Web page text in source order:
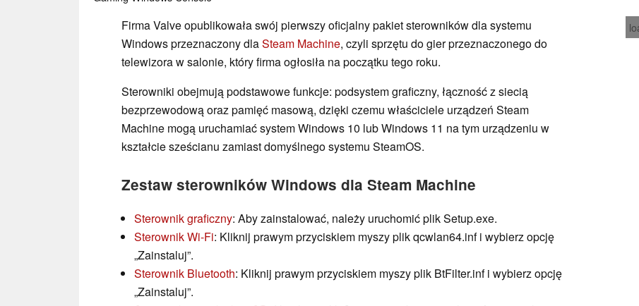
Firma Valve opublikowała swój pierwszy oficjalny pakiet sterowników dla systemu
Windows przeznaczony dlaSteam Machine, czyli sprzętu do gier przeznaczonego do
telewizora w salonie, który firma ogłosiła na początku tego roku.
Sterowniki obejmują podstawowe funkcje: podsystem graficzny, łączność z siecią
bezprzewodową oraz pamięć masową, dzięki czemu właściciele urządzeń Steam
Machine mogą uruchamiać system Windows 10 lub Windows 11 na tym urządzeniu w
kształcie sześcianu zamiast domyślnego systemu SteamOS.
Zestaw sterowników Windows dla Steam Machine
Sterownik graficzny: Aby zainstalować, należy uruchomić plik Setup.exe.
Sterownik Wi-Fi: Kliknij prawym przyciskiem myszy plik qcwlan64.inf i wybierz opcję
„Zainstaluj”.
Sterownik Bluetooth: Kliknij prawym przyciskiem myszy plik BtFilter.inf i wybierz opcję
„Zainstaluj”.